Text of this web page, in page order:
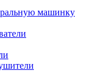
машинку